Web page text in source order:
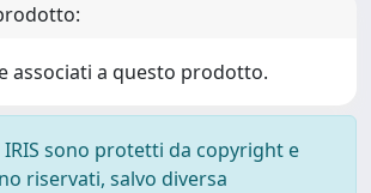
associati a questo prodotto.
sono protetti da copyright e
riservati, salvo diversa